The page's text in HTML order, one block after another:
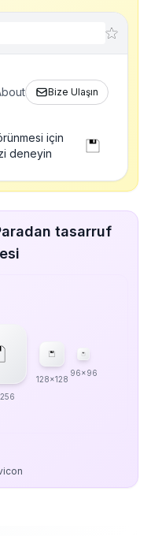
Bize Ulaşın
için
deneyin
tasarruf
128x128
96x96